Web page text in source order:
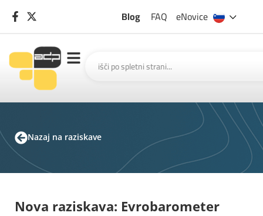
Blog FAQ eNovice
Nazaj na raziskave
Nova raziskava: Evrobarometer